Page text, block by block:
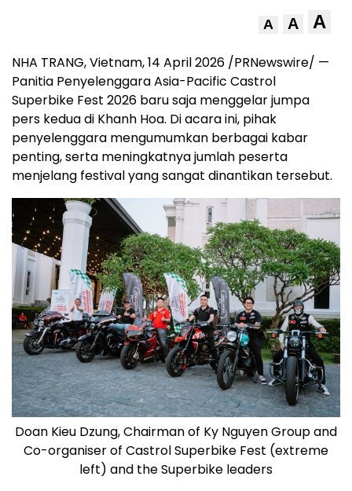
A A A
NHA TRANG, Vietnam, 14 April 2026 /PRNewswire/ —
Panitia Penyelenggara Asia-Pacific Castrol
Superbike Fest 2026 baru saja menggelar jumpa
pers kedua di Khanh Hoa. Di acara ini, pihak
penyelenggara mengumumkan berbagai kabar
penting, serta meningkatnya jumlah peserta
menjelang festival yang sangat dinantikan tersebut.
Doan Kieu Dzung, Chairman of Ky Nguyen Group and
Co-organiser of Castrol Superbike Fest (extreme
left) and the Superbike leaders